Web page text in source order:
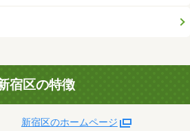
宿区の特徴
新宿区のホームページ